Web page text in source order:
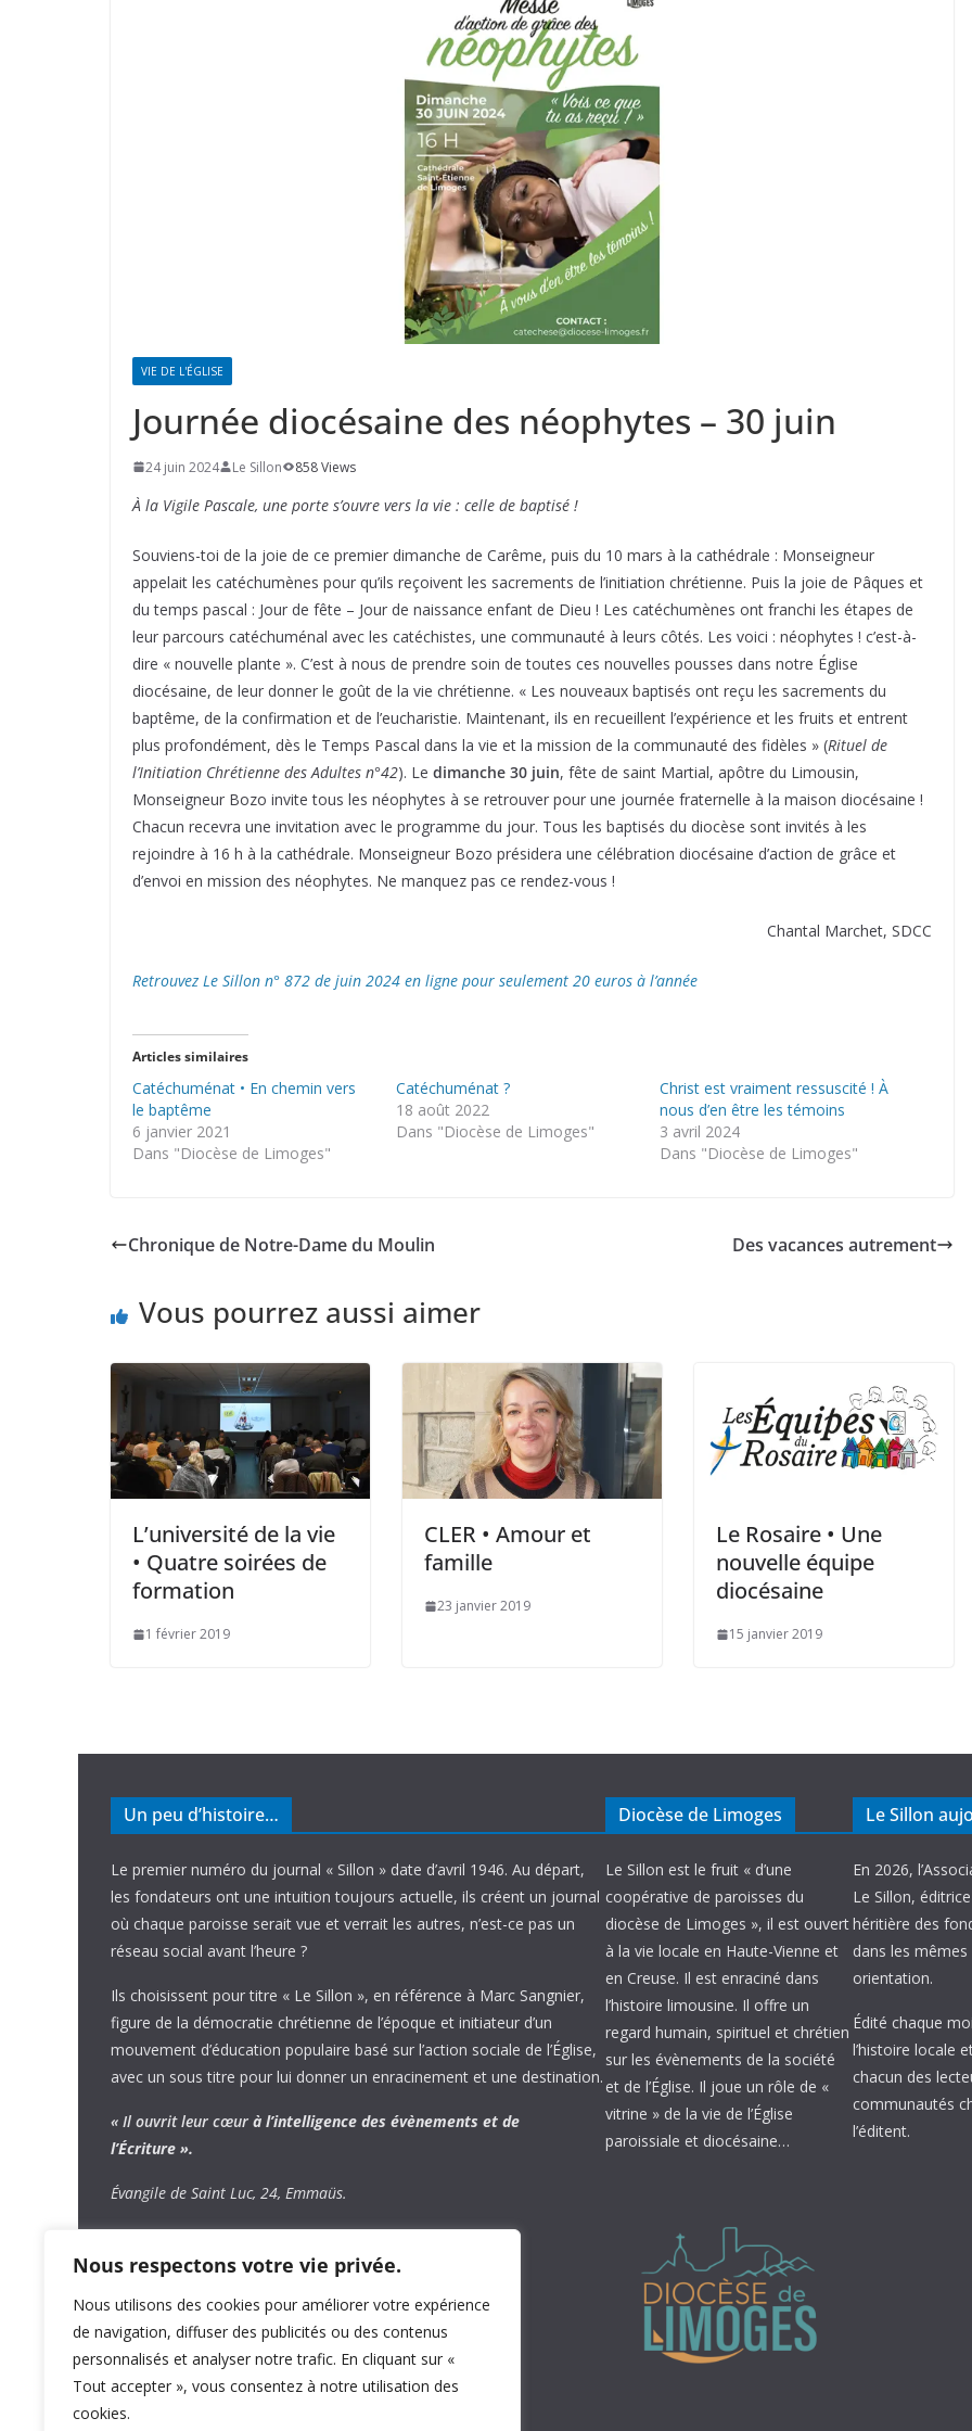
Nous respectons votre vie privée.
Nous utilisons des cookies pour améliorer votre expérience
de navigation, diffuser des publicités ou des contenus
personnalisés et analyser notre trafic. En cliquant sur «
Tout accepter », vous consentez à notre utilisation des
cookies.
VIE DE L'ÉGLISE
Journée diocésaine des néophytes – 30 juin
24 juin 2024 Le Sillon 858 Views
À la Vigile Pascale, une porte s’ouvre vers la vie : celle de baptisé !
Souviens-toi de la joie de ce premier dimanche de Carême, puis du 10 mars à la cathédrale : Monseigneur
appelait les catéchumènes pour qu’ils reçoivent les sacrements de l’initiation chrétienne. Puis la joie de Pâques et
du temps pascal : Jour de fête – Jour de naissance enfant de Dieu ! Les catéchumènes ont franchi les étapes de
leur parcours catéchuménal avec les catéchistes, une communauté à leurs côtés. Les voici : néophytes ! c’est-à-
dire « nouvelle plante ». C’est à nous de prendre soin de toutes ces nouvelles pousses dans notre Église
diocésaine, de leur donner le goût de la vie chrétienne. « Les nouveaux baptisés ont reçu les sacrements du
baptême, de la confirmation et de l’eucharistie. Maintenant, ils en recueillent l’expérience et les fruits et entrent
plus profondément, dès le Temps Pascal dans la vie et la mission de la communauté des fidèles » (Rituel de
l’Initiation Chrétienne des Adultes n°42). Le dimanche 30 juin, fête de saint Martial, apôtre du Limousin,
Monseigneur Bozo invite tous les néophytes à se retrouver pour une journée fraternelle à la maison diocésaine !
Chacun recevra une invitation avec le programme du jour. Tous les baptisés du diocèse sont invités à les
rejoindre à 16 h à la cathédrale. Monseigneur Bozo présidera une célébration diocésaine d’action de grâce et
d’envoi en mission des néophytes. Ne manquez pas ce rendez-vous !
Chantal Marchet, SDCC
Retrouvez Le Sillon n° 872 de juin 2024 en ligne pour seulement 20 euros à l’année
Articles similaires
Catéchuménat • En chemin vers
le baptême
6 janvier 2021
Dans "Diocèse de Limoges"
Catéchuménat ?
18 août 2022
Dans "Diocèse de Limoges"
Christ est vraiment ressuscité ! À
nous d’en être les témoins
3 avril 2024
Dans "Diocèse de Limoges"
Chronique de Notre-Dame du Moulin Des vacances autrement
Vous pourrez aussi aimer
L’université de la vie
• Quatre soirées de
formation
1 février 2019
CLER • Amour et
famille
23 janvier 2019
Le Rosaire • Une
nouvelle équipe
diocésaine
15 janvier 2019
Un peu d’histoire…
Le premier numéro du journal « Sillon » date d’avril 1946. Au départ,
les fondateurs ont une intuition toujours actuelle, ils créent un journal
où chaque paroisse serait vue et verrait les autres, n’est-ce pas un
réseau social avant l’heure ?
Ils choisissent pour titre « Le Sillon », en référence à Marc Sangnier,
figure de la démocratie chrétienne de l’époque et initiateur d’un
mouvement d’éducation populaire basé sur l’action sociale de l’Église,
avec un sous titre pour lui donner un enracinement et une destination.
« Il ouvrit leur cœur à l’intelligence des évènements et de
l’Écriture ».
Évangile de Saint Luc, 24, Emmaüs.
Diocèse de Limoges
Le Sillon est le fruit « d’une
coopérative de paroisses du
diocèse de Limoges », il est ouvert
à la vie locale en Haute-Vienne et
en Creuse. Il est enraciné dans
l’histoire limousine. Il offre un
regard humain, spirituel et chrétien
sur les évènements de la société
et de l’Église. Il joue un rôle de «
vitrine » de la vie de l’Église
paroissiale et diocésaine…
Le Sillon
En 2026,
Le Sillon,
héritière des
dans les
orientation.
Édité chaque
l’histoire locale
chacun des
communautés
l’éditent.